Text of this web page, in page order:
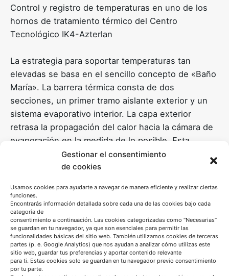
Gestionar el consentimiento
de cookies
Usamos cookies para ayudarte a navegar de manera eficiente y realizar ciertas
funciones.
Encontrarás información detallada sobre cada una de las cookies bajo cada
categoría de
consentimiento a continuación. Las cookies categorizadas como “Necesarias”
se guardan en tu navegador, ya que son esenciales para permitir las
funcionalidades básicas del sitio web. También utilizamos cookies de terceras
partes (p. e. Google Analytics) que nos ayudan a analizar cómo utilizas este
sitio web, guardar tus preferencias y aportar contenido relevante
para ti. Estas cookies solo se guardan en tu navegador previo consentimiento
por tu parte.
Control y registro de temperaturas en uno de los
hornos de tratamiento térmico del Centro
Tecnológico IK4-Azterlan
La estrategia para soportar temperaturas tan
elevadas se basa en el sencillo concepto de «Baño
María». La barrera térmica consta de dos
secciones, un primer tramo aislante exterior y un
sistema evaporativo interior. La capa exterior
retrasa la propagación del calor hacia la cámara de
evaporación en la medida de lo posible. Esta
contiene un depósito de agua que, cuando alcanza
el punto de ebullición, mantiene el registrador
como si estuviera al Baño María.
Tanto la electrónica interior, así como las baterías,
deben ser especiales para operar de forma normal
a pesar de encontrarse a 100°C, pero es un
pequeño inconveniente que compensan los
excelentes resultados que permite obtener esta